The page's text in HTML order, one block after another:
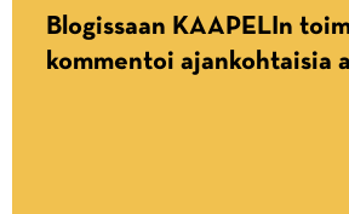
Blogissaan KAAPELIn
kommentoi ajankohtaisia